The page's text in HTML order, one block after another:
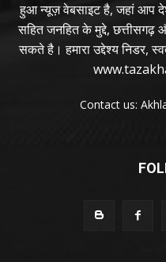
हुआ न्यूज़ वेबसाइट है, जहां आप
सहित जनहित के मुद्दे,
सकते है। हमारा उद्देश्य निडर,
Contact us: